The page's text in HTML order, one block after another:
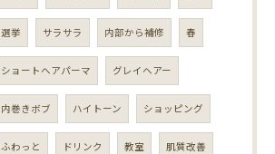
選挙 サラサラ 内部から補修 春
ショートヘアパーマ グレイヘアー
内巻きボブ ハイトーン ショッピング
ふわっと ドリンク 教室 肌質改善